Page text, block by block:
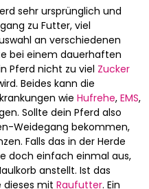
sehr ursprünglich und
zu Futter, viel
an verschiedenen
bei einem dauerhaften
Pferd nicht zu viel Zucker
Beides kann die
wie Hufrehe, EMS,
Sollte dein Pferd also
Weidegang bekommen,
Falls das in der Herde
doch einfach einmal aus,
anstellt. Ist das
dieses mit Raufutter. Ein